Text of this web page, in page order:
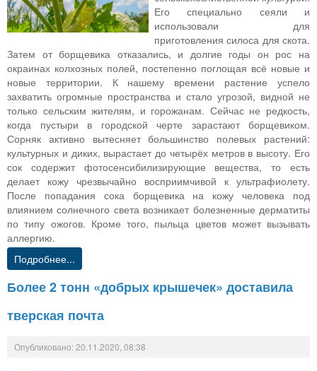
Его специально сеяли и
использовали для
приготовления силоса для скота.
Затем от борщевика отказались, и долгие годы он рос на
окраинах колхозных полей, постепенно поглощая всё новые и
новые территории. К нашему времени растение успело
захватить огромные пространства и стало угрозой, видной не
только сельским жителям, и горожанам. Сейчас не редкость,
когда пустыри в городской черте зарастают борщевиком.
Сорняк активно вытесняет большинство полевых растений:
культурных и диких, вырастает до четырёх метров в высоту. Его
сок содержит фотосенсибилизирующие вещества, то есть
делает кожу чрезвычайно восприимчивой к ультрафиолету.
После попадания сока борщевика на кожу человека под
влиянием солнечного света возникает болезненные дерматиты
по типу ожогов. Кроме того, пыльца цветов может вызывать
аллергию.
Подробнее...
Более 2 тонн «добрых крышечек» доставила
тверская почта
Опубликовано: 20.11.2020, 08:38